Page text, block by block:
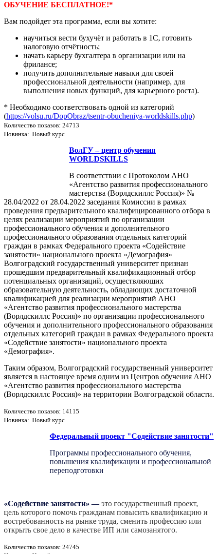
ОБУЧЕНИЕ БЕСПЛАТНОЕ!*
Вам подойдет эта программа, если вы хотите:
научиться вести бухучёт и работать в 1С, готовить
налоговую отчётность;
начать карьеру бухгалтера в организации или на
фрилансе;
получить дополнительные навыки для своей
профессиональной деятельности (например, для
выполнения новых функций, для карьерного роста).
* Необходимо соответствовать одной из категорий
(https://volsu.ru/DopObraz/tsentr-obucheniya-worldskills.php)
Количество показов: 24713
Новинка: Новый курс
ВолГУ – центр обучения
WORLDSKILLS
В соответствии с Протоколом АНО
«Агентство развития профессионального
мастерства (Ворлдскиллс Россия)» №
28.04/2022 от 28.04.2022 заседания Комиссии в рамках
проведения предварительного квалифицированного отбора в
целях реализации мероприятий по организации
профессионального обучения и дополнительного
профессионального образования отдельных категорий
граждан в рамках Федерального проекта «Содействие
занятости» национального проекта «Демография»
Волгоградский государственный университет признан
прошедшим предварительный квалификационный отбор
потенциальных организаций, осуществляющих
образовательную деятельность, обладающих достаточной
квалификацией для реализации мероприятий АНО
«Агентство развития профессионального мастерства
(Ворлдскиллс Россия)» по организации профессионального
обучения и дополнительного профессионального образования
отдельных категорий граждан в рамках Федерального проекта
«Содействие занятости» национального проекта
«Демография».
Таким образом, Волгоградский государственный университет
является в настоящее время одним из Центров обучения АНО
«Агентство развития профессионального мастерства
(Ворлдскиллс Россия)» на территории Волгоградской области.
Количество показов: 14115
Новинка: Новый курс
Федеральный проект "Содействие занятости"
Программы профессионального обучения,
повышения квалификации и профессиональной
переподготовки
«Содействие занятости» —это государственный проект,
цель которого помочь гражданам повысить квалификацию и
востребованность на рынке труда, сменить профессию или
открыть свое дело в качестве ИП или самозанятого.
Количество показов: 24745